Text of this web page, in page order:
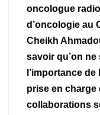
oncologue
d’oncologie au
Cheikh
savoir qu’on
l’importance
prise en charge
collaborations